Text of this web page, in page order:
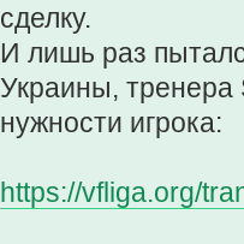
сделку.
И лишь раз
Украины, тренера
нужности игрока:
https://vfliga.org/